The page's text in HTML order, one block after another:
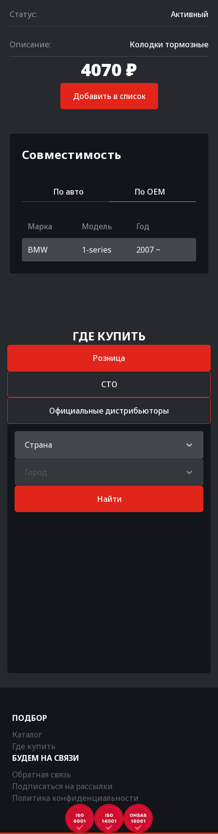
Статус: Активный
Описание: Колодки тормозные
4070 ₽
Добавить в список
Совместимость
По авто По OEM
Марка Модель Год
BMW 1-series 2007 ~
ГДЕ КУПИТЬ
Розница
СТО
Официальные дистрибьюторы
Страна
Город
Найти
ПОДБОР
Каталог
Где купить
БУДЕМ НА СВЯЗИ
Обратная связь
Подписаться на рассылки
Политика конфиденциальности